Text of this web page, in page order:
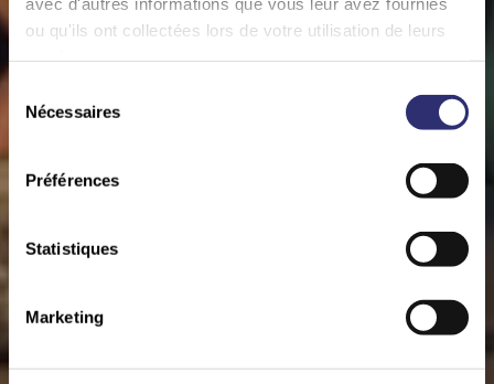
ou qu'ils ont collectées lors de votre utilisation de leurs
Nécessaires
Préférences
Statistiques
Marketing